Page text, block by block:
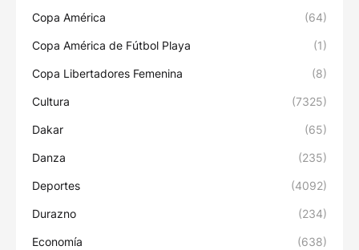
Copa América (64)
Copa América de Fútbol Playa (1)
Copa Libertadores Femenina (8)
Cultura (7325)
Dakar (65)
Danza (235)
Deportes (4092)
Durazno (234)
Economía (638)